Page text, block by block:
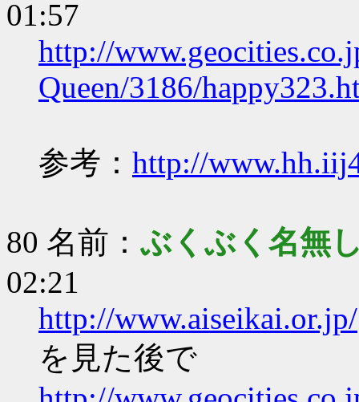
01:57
http://
Queen/3186/
参考： http://
80 名前： ぶくぶく名無
02:21
http://www.aiseikai.or.jp/
を見た後で